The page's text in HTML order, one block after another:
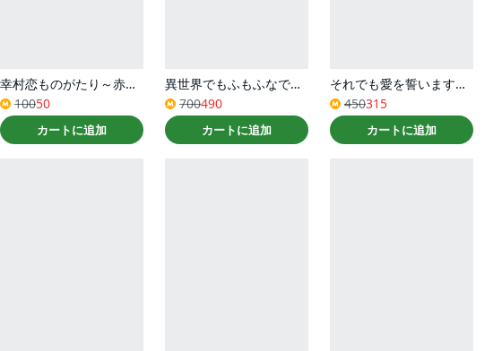
幸村恋ものがたり～赤色恋愛クロニクル～ 2巻
10050
カートに追加
異世界でもふもふなでなでするためにがんばってます。（コミック） ： 11
700490
カートに追加
それでも愛を誓いますか？ ： 9
450315
カートに追加